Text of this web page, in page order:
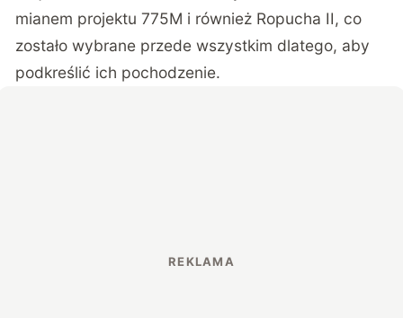
mianem projektu 775M i również Ropucha II, co
zostało wybrane przede wszystkim dlatego, aby
podkreślić ich pochodzenie.